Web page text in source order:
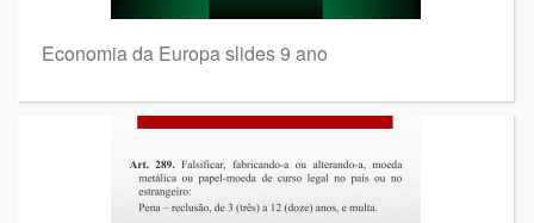
Economia da Europa slides 9 ano